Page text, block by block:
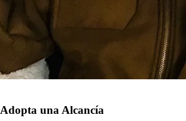
Adopta una Alcancía